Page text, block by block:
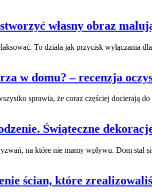
własny obraz
To działa jak przycisk wyłączania
w domu? – recenzja
sprawia, że coraz częściej docierają do
Świąteczne
na które nie mamy wpływu. Dom stał
ścian, które